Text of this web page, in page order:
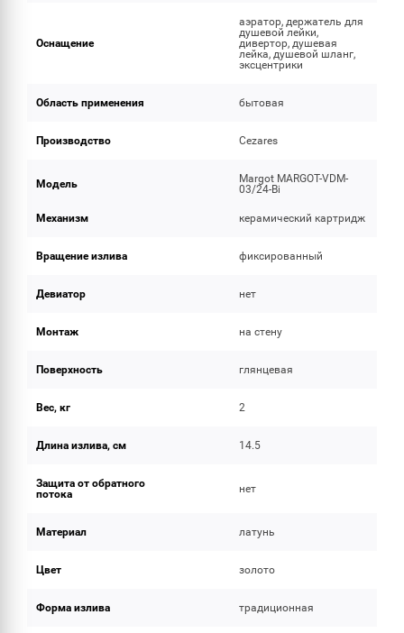
Оснащение
аэратор, держатель для
душевой лейки,
дивертор, душевая
лейка, душевой шланг,
эксцентрики
Область применения бытовая
Производство Cezares
Модель
Margot MARGOT-VDM-
03/24-Bi
Механизм керамический картридж
Вращение излива фиксированный
Девиатор нет
Монтаж на стену
Поверхность глянцевая
Вес, кг 2
Длина излива, см 14.5
Защита от обратного
потока
нет
Материал латунь
Цвет золото
Форма излива традиционная